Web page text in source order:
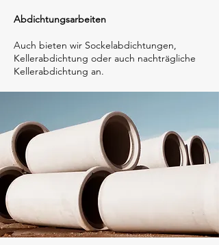
Abdichtungsarbeiten
Auch bieten wir Sockelabdichtungen,
Kellerabdichtung oder auch nachträgliche
Kellerabdichtung an.